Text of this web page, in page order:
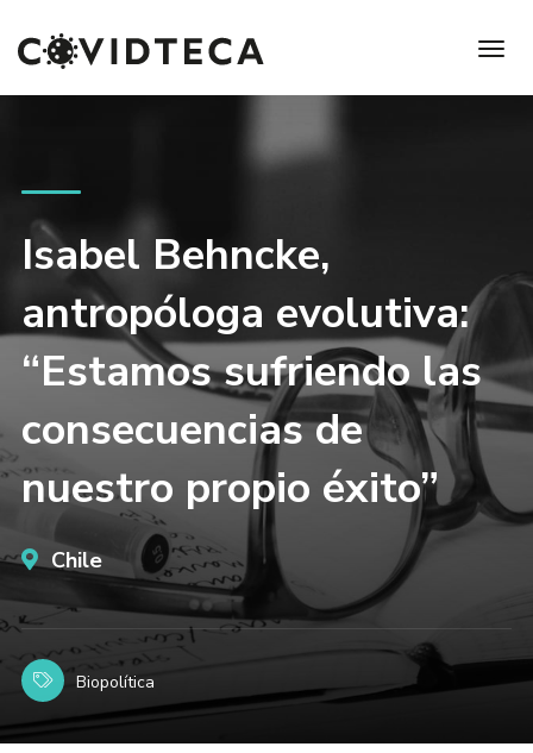
Isabel Behncke,
antropóloga evolutiva:
“Estamos sufriendo las
consecuencias de
nuestro propio éxito”
Chile
Biopolítica